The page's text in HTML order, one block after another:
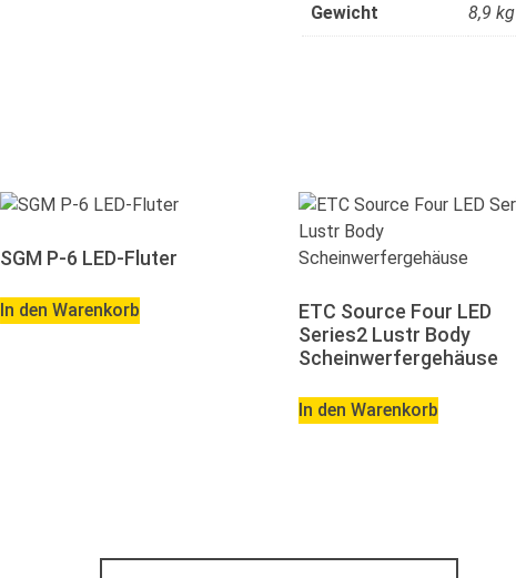
Gewicht 8,9 kg
SGM P-6 LED-Fluter
In den Warenkorb
ETC Source Four LED
Series2 Lustr Body
Scheinwerfergehäuse
In den Warenkorb